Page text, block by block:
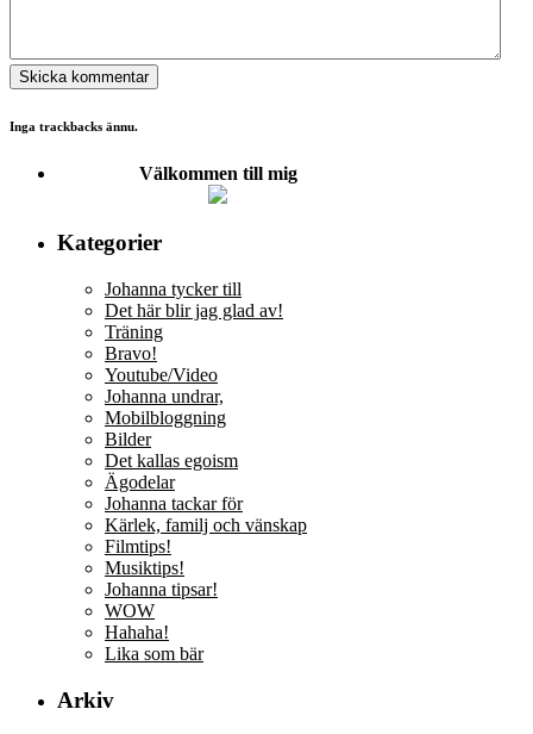
Inga trackbacks ännu.
Välkommen till mig
Kategorier
Johanna tycker till
Det här blir jag glad av!
Träning
Bravo!
Youtube/Video
Johanna undrar,
Mobilbloggning
Bilder
Det kallas egoism
Ägodelar
Johanna tackar för
Kärlek, familj och vänskap
Filmtips!
Musiktips!
Johanna tipsar!
WOW
Hahaha!
Lika som bär
Arkiv